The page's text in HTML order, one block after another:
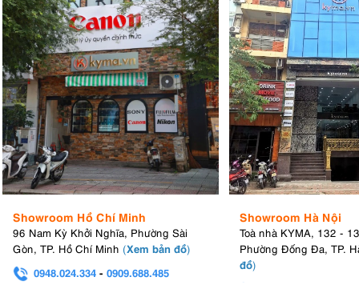
Showroom Hồ Chí Minh
96 Nam Kỳ Khởi Nghĩa, Phường Sài
Gòn, TP. Hồ Chí Minh (Xem bản đồ)
0948.024.334 - 0909.688.485
Showroom Hà Nội
Toà nhà KYMA, 132 -
Phường Đống Đa, TP.
đồ)